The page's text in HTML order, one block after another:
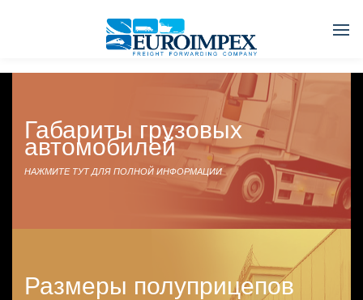
Габариты грузовых
автомобилей
НАЖМИТЕ ТУТ ДЛЯ ПОЛНОЙ ИНФОРМАЦИИ
Размеры полуприцепов